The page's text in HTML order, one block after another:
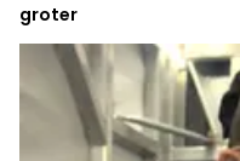
groter